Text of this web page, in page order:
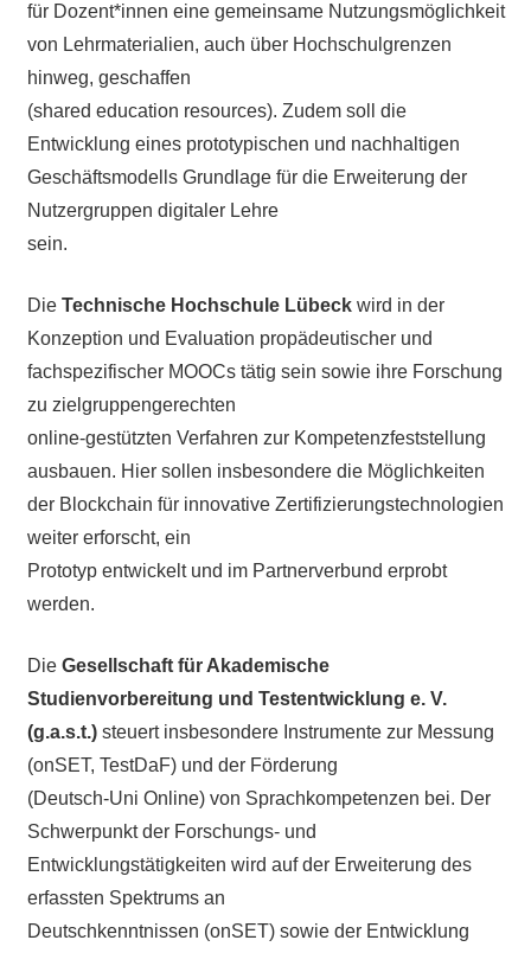
für Dozent*innen eine gemeinsame Nutzungsmöglichkeit
von Lehrmaterialien, auch über Hochschulgrenzen
hinweg, geschaffen
(shared education resources). Zudem soll die
Entwicklung eines prototypischen und nachhaltigen
Geschäftsmodells Grundlage für die Erweiterung der
Nutzergruppen digitaler Lehre
sein.
Die Technische Hochschule Lübeckwird in der
Konzeption und Evaluation propädeutischer und
fachspezifischer MOOCs tätig sein sowie ihre Forschung
zu zielgruppengerechten
online-gestützten Verfahren zur Kompetenzfeststellung
ausbauen. Hier sollen insbesondere die Möglichkeiten
der Blockchain für innovative Zertifizierungstechnologien
weiter erforscht, ein
Prototyp entwickelt und im Partnerverbund erprobt
werden.
Die Gesellschaft für Akademische
Studienvorbereitung und Testentwicklung e. V.
(g.a.s.t.)steuert insbesondere Instrumente zur Messung
(onSET, TestDaF) und der Förderung
(Deutsch-Uni Online) von Sprachkompetenzen bei. Der
Schwerpunkt der Forschungs- und
Entwicklungstätigkeiten wird auf der Erweiterung des
erfassten Spektrums an
Deutschkenntnissen (onSET) sowie der Entwicklung